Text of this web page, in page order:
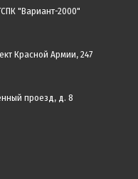
"Вариант-2000"
Красной Армии, 247
проезд, д. 8